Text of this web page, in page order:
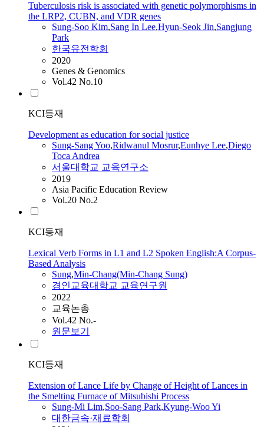
Tuberculosis risk is associated with genetic polymorphisms in
the LRP2, CUBN, and VDR genes
Sung‑Soo Kim,Sang In Lee,Hyun‑Seok Jin,Sangjung
Park
한국유전학회
2020
Genes & Genomics
Vol.42 No.10
KCI등재
Development as education for social justice
Sung‑Sang Yoo,Ridwanul Mosrur,Eunhye Lee,Diego
Toca Andrea
서울대학교 교육연구소
2019
Asia Pacific Education Review
Vol.20 No.2
KCI등재
Lexical Verb Forms in L1 and L2 Spoken English:A Corpus-
Based Analysis
Sung,Min-Chang(Min-Chang Sung)
경인교육대학교 교육연구원
2022
교육논총
Vol.42 No.-
원문보기
KCI등재
Extension of Lance Life by Change of Height of Lances in
the Smelting Furnace of Mitsubishi Process
Sung‑Mi Lim,Soo‑Sang Park,Kyung‑Woo Yi
대한금속·재료학회